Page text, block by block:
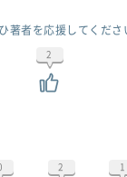
著者を応援してくださ
2
2 1